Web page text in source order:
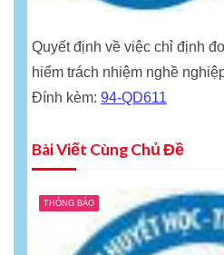
Quyết định về việc chỉ định
hiểm trách nhiệm nghề
Đính kèm: 94-QD611
Bài Viết Cùng Chủ Đề
THÔNG BÁO